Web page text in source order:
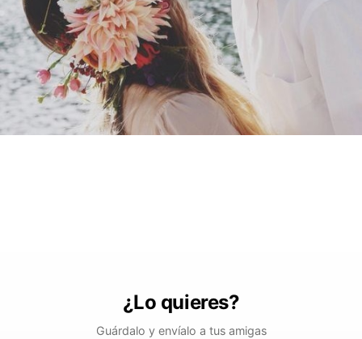
¿Lo quieres?
Guárdalo y envíalo a tus amigas